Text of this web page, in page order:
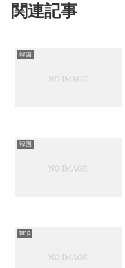
関連記事
韓国
韓国
tmp